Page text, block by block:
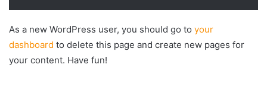
As a new WordPress user, you should go to your
dashboard to delete this page and create new pages for
your content. Have fun!